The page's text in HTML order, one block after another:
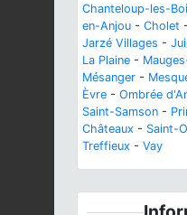
Chanteloup-les-
en-Anjou - Cholet -
Jarzé Villages -
La Plaine -
Mésanger -
Èvre - Ombrée
Saint-Samson -
Châteaux - Saint-
Treffieux - Vay